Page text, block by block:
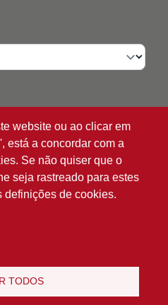
website ou ao clicar em
está a concordar com a
Se não quiser que o
seja rastreado para estes
definições de cookies.
TODOS
Entrar
Solutions. Todos os
Termo de